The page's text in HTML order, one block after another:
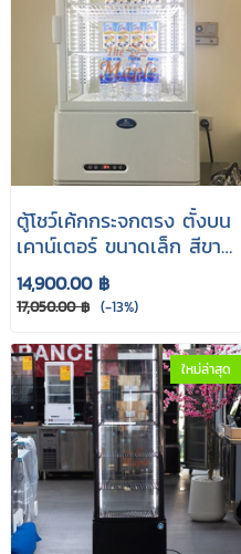
ตู้โชว์เค้กกระจกตรง ตั้งบน
เคาน์เตอร์ ขนาดเล็ก สีขาว
Sanden Intercool รุ่น
SAG-0585C
14,900.00 ฿
17,050.00 ฿ (-13%)
ใหม่ล่าสุด